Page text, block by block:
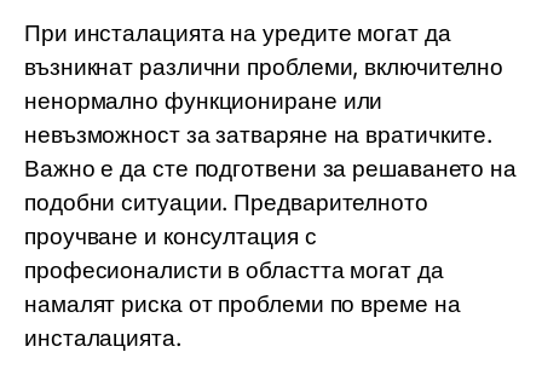
При инсталацията на уредите могат да
възникнат различни проблеми, включително
ненормално функциониране или
невъзможност за затваряне на вратичките.
Важно е да сте подготвени за решаването на
подобни ситуации. Предварителното
проучване и консултация с
професионалисти в областта могат да
намалят риска от проблеми по време на
инсталацията.